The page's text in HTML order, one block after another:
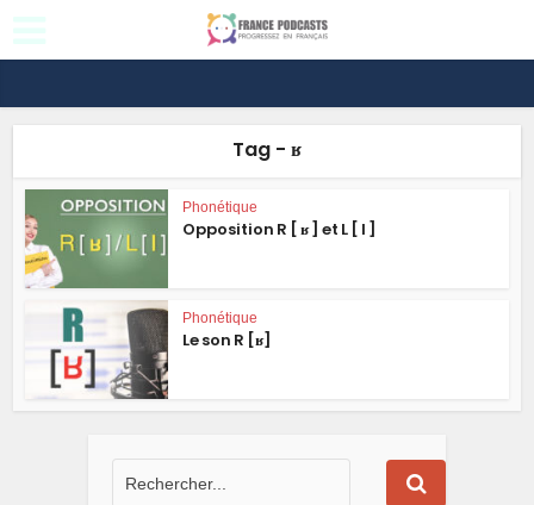
Tag - ʁ
Phonétique
Opposition R [ ʁ ] et L [ l ]
Phonétique
Le son R [ʁ]